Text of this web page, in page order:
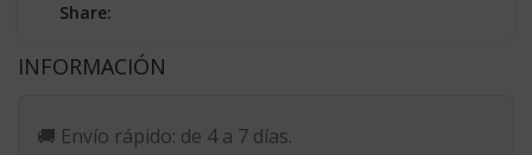
Share:
INFORMACIÓN
🚚 Envío rápido: de 4 a 7 días.